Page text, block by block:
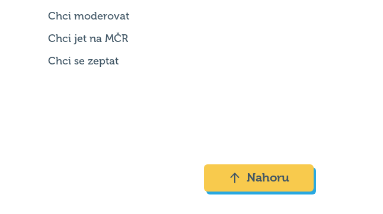
Chci moderovat
Chci jet na MČR
Chci se zeptat
Nahoru